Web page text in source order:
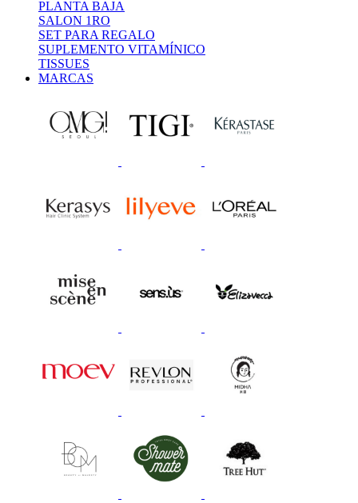
PLANTA BAJA
SALON 1RO
SET PARA REGALO
SUPLEMENTO VITAMÍNICO
TISSUES
MARCAS